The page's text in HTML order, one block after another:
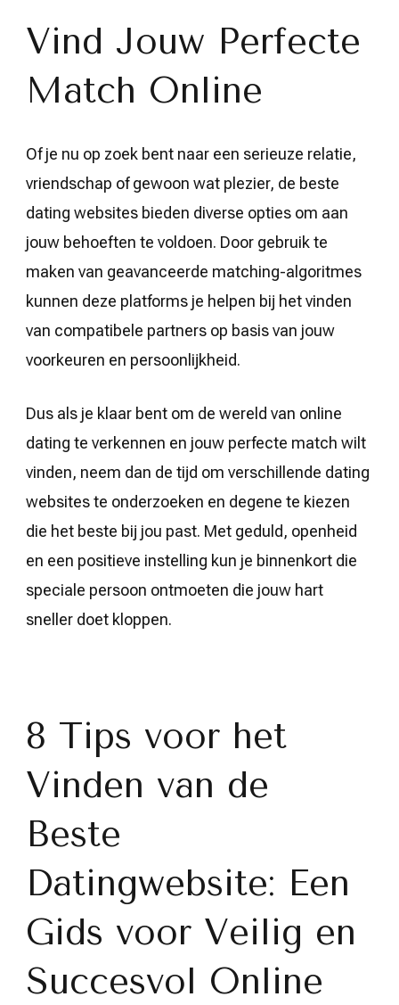
Vind Jouw Perfecte
Match Online
Of je nu op zoek bent naar een serieuze relatie,
vriendschap of gewoon wat plezier, de beste
dating websites bieden diverse opties om aan
jouw behoeften te voldoen. Door gebruik te
maken van geavanceerde matching-algoritmes
kunnen deze platforms je helpen bij het vinden
van compatibele partners op basis van jouw
voorkeuren en persoonlijkheid.
Dus als je klaar bent om de wereld van online
dating te verkennen en jouw perfecte match wilt
vinden, neem dan de tijd om verschillende dating
websites te onderzoeken en degene te kiezen
die het beste bij jou past. Met geduld, openheid
en een positieve instelling kun je binnenkort die
speciale persoon ontmoeten die jouw hart
sneller doet kloppen.
8 Tips voor het
Vinden van de
Beste
Datingwebsite: Een
Gids voor Veilig en
Succesvol Online